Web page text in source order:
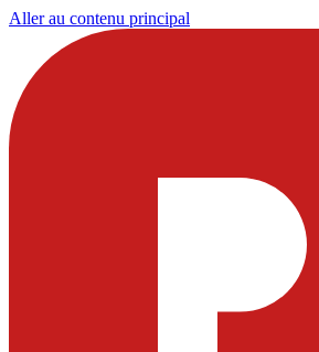
Aller au contenu principal